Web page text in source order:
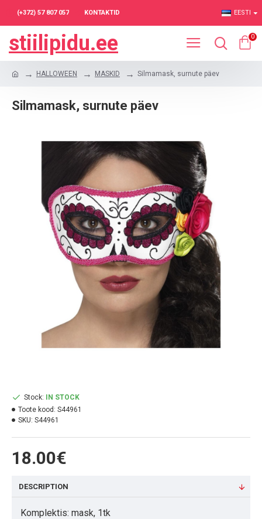
(+372) 57 807 057 KONTAKTID EESTI
stiilipidu.ee 0
HALLOWEEN MASKID Silmamask, surnute päev
Silmamask, surnute päev
18.00€
Stock:
IN STOCK
Toote kood: S44961
SKU: S44961
DESCRIPTION
Komplektis: mask, 1tk